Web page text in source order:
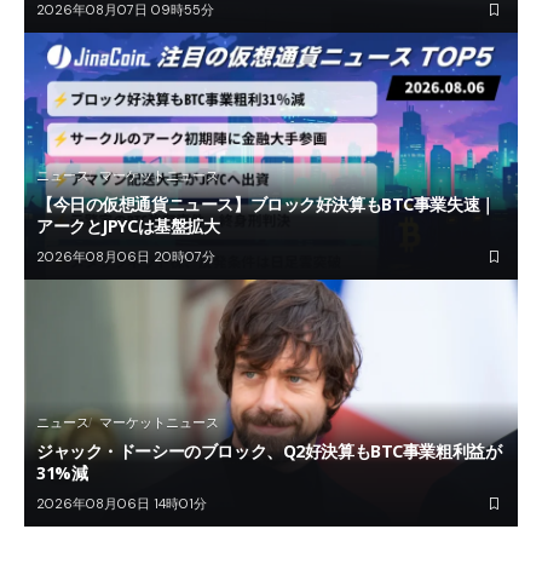
2026年08月07日 09時55分
ニュース マーケットニュース
【今日の仮想通貨ニュース】ブロック好決算もBTC事業失速｜
アークとJPYCは基盤拡大
2026年08月06日 20時07分
ニュース マーケットニュース
ジャック・ドーシーのブロック、Q2好決算もBTC事業粗利益が
31%減
2026年08月06日 14時01分